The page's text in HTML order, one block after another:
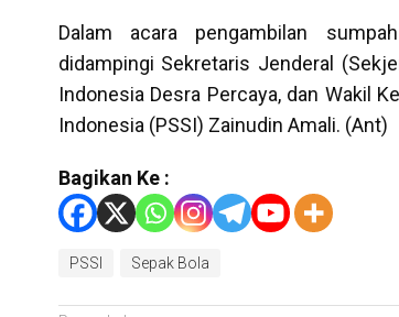
Dalam acara pengambilan
didampingi Sekretaris Jenderal
Indonesia Desra Percaya, dan Wakil
Indonesia (PSSI) Zainudin Amali. (Ant)
Bagikan Ke :
PSSI Sepak Bola